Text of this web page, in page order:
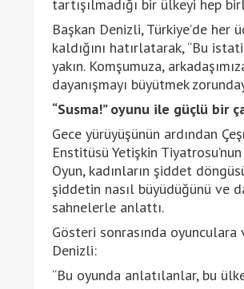
tartışılmadığı bir ülkeyi hep
Başkan Denizli, Türkiye’de her
kaldığını hatırlatarak, “Bu
yakın. Komşumuza,
dayanışmayı büyütmek
“Susma!” oyunu ile güçlü bir
Gece yürüyüşünün ardından
Enstitüsü Yetişkin
Oyun, kadınların şiddet
şiddetin nasıl büyüdüğünü ve
sahnelerle anlattı.
Gösteri sonrasında
Denizli:
“Bu oyunda anlatılanlar, bu